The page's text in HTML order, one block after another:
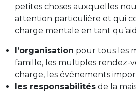
petites choses auxquelles
attention particulière et qui
charge mentale en tant
l’organisation pour tous les
famille, les multiples rendez-
charge, les événements
les responsabilités de la